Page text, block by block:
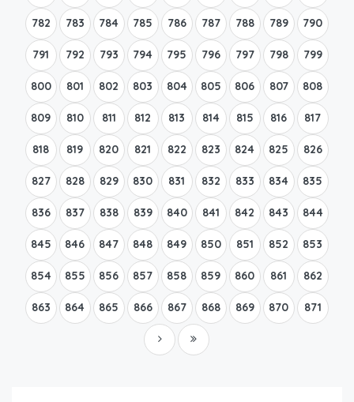
782 783 784 785 786 787 788 789 790
791 792 793 794 795 796 797 798 799
800 801 802 803 804 805 806 807 808
809 810 811 812 813 814 815 816 817
818 819 820 821 822 823 824 825 826
827 828 829 830 831 832 833 834 835
836 837 838 839 840 841 842 843 844
845 846 847 848 849 850 851 852 853
854 855 856 857 858 859 860 861 862
863 864 865 866 867 868 869 870 871